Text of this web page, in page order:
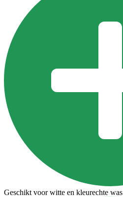
Geschikt voor witte en kleurechte was